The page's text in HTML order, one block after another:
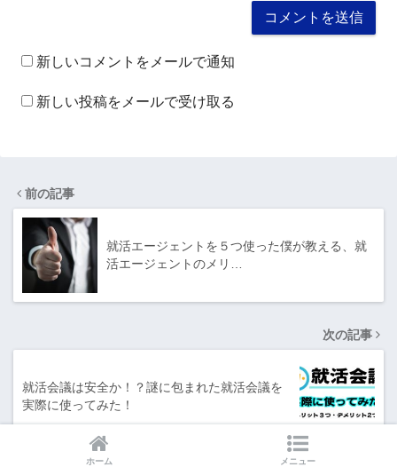
新しいコメントをメールで通知
新しい投稿をメールで受け取る
前の記事
就活エージェントを５つ使った僕が教える、就
活エージェントのメリ…
次の記事
就活会議は安全か！？謎に包まれた就活会議を
実際に使ってみた！
ホーム メニュー